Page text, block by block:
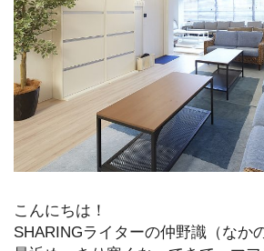
こんにちは！
SHARINGライターの仲野識（なか